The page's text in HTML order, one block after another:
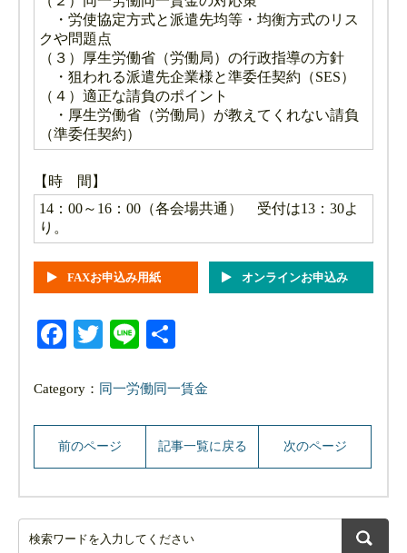
・労使協定方式と派遣先均等・均衡方式のリス
クや問題点
（３）厚生労働省（労働局）の行政指導の方針
・狙われる派遣先企業様と準委任契約（SES）
（４）適正な請負のポイント
・厚生労働省（労働局）が教えてくれない請負
（準委任契約）
【時 間】
14：00～16：00（各会場共通） 受付は13：30よ
り。
FAXお申込み用紙 オンラインお申込み
Facebook
Twitter
Line
Category： 同一労働同一賃金
前のページ 記事一覧に戻る 次のページ